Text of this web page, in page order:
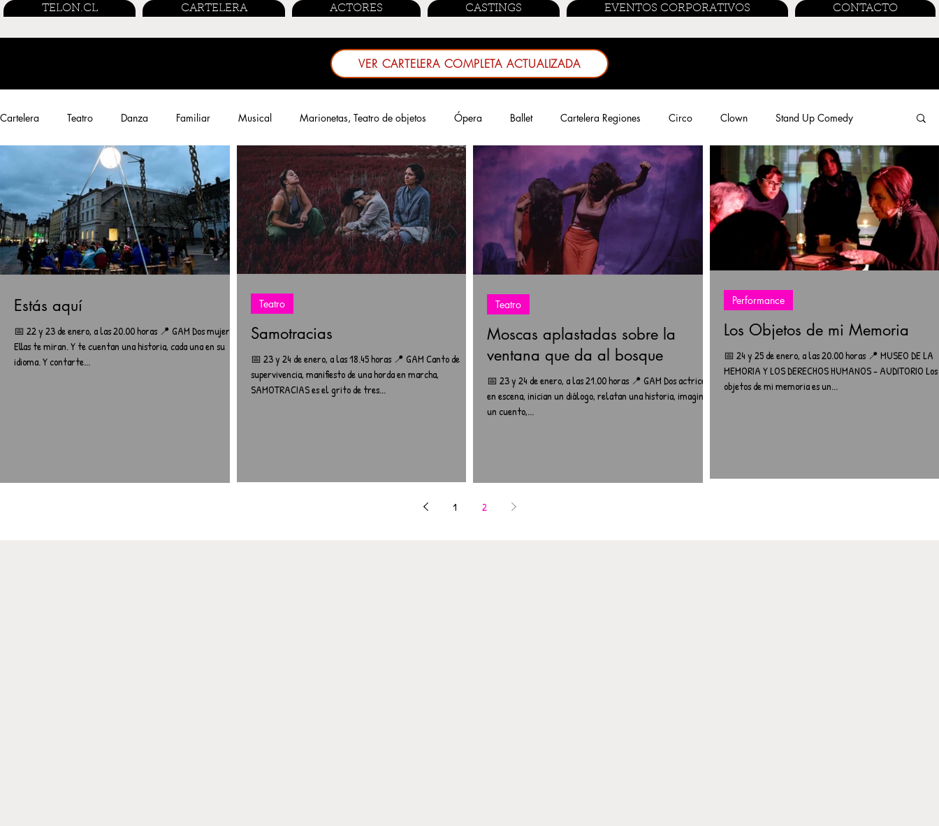
TELON.CL CARTELERA ACTORES CASTINGS EVENTOS CORPORATIVOS CONTACTO
VER CARTELERA COMPLETA ACTUALIZADA
Cartelera Teatro Danza Familiar Musical Marionetas, Teatro de objetos Ópera Ballet Cartelera Regiones Circo Clown Stand Up Comedy
Entrevistas Streaming Cine Chileno
Estás aquí
📅 22 y 23 de enero, a las 20.00 horas 📍 GAM Dos mujeres.
Ellas te miran. Y te cuentan una historia, cada una en su
idioma. Y contarte...
Samotracias
📅 23 y 24 de enero, a las 18.45 horas 📍 GAM Canto de
supervivencia, manifiesto de una horda en marcha,
SAMOTRACIAS es el grito de tres...
Teatro
Moscas aplastadas sobre la
ventana que da al bosque
📅 23 y 24 de enero, a las 21.00 horas 📍 GAM Dos actrices
en escena, inician un diálogo, relatan una historia, imaginan
un cuento,...
Teatro
Los Objetos de mi Memoria
📅 24 y 25 de enero, a las 20.00 horas 📍 MUSEO DE LA
MEMORIA Y LOS DERECHOS HUMANOS - AUDITORIO Los
objetos de mi memoria es un...
Performance
1 2